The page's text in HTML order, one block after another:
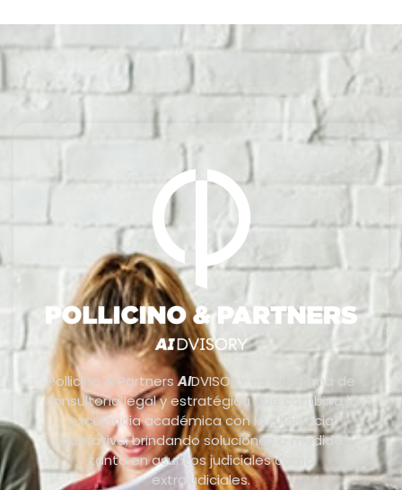
Pollicino & PartnersAIDVISORY es una firma de
consultoría legal y estratégica que combina la
excelencia académica con la eficiencia
operativa, brindando soluciones a medida
tanto en asuntos judiciales como
extrajudiciales.